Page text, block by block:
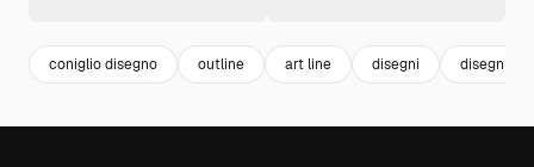
coniglio disegno outline art line disegni disegni